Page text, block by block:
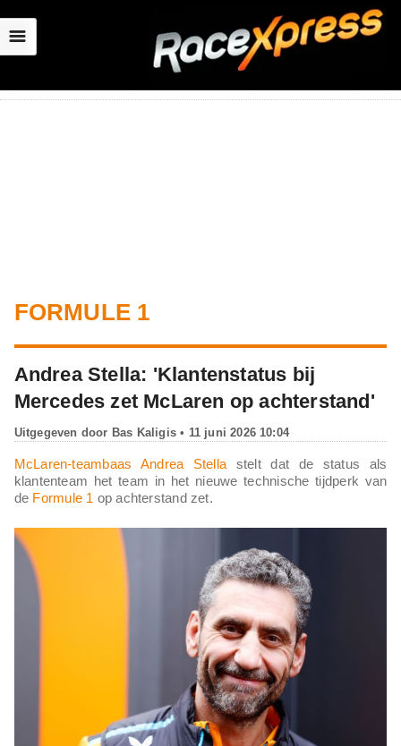
☰
FORMULE 1
Andrea Stella: 'Klantenstatus bij
Mercedes zet McLaren op achterstand'
Uitgegeven door Bas Kaligis• 11 juni 2026 10:04
McLaren-teambaas Andrea Stella stelt dat de status als
klantenteam het team in het nieuwe technische tijdperk van
de Formule 1 op achterstand zet.